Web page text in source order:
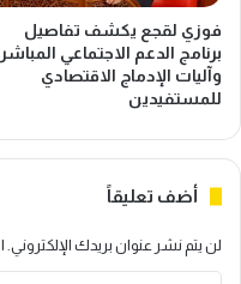
فوزي لقجع يكشف تفاصيل
برنامج الدعم الاجتماعي المباشر
وآليات الإدماج الاقتصادي
للمستفيدين
أضف تعليقاً
لن يتم نشر عنوان بريدك الإلكتروني.